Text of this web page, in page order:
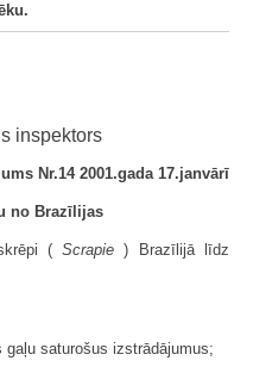
inspektors
Nr.14 2001.gada 17.janvārī
no Brazīlijas
(Scrapie ) Brazīlijā līdz
saturošus izstrādājumus;